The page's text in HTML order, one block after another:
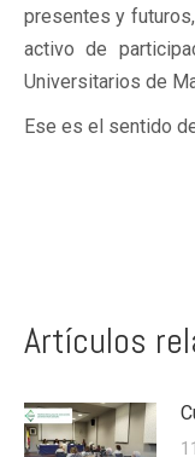
presentes y
activo de
Universitarios de
Ese es el sentido
Artículos